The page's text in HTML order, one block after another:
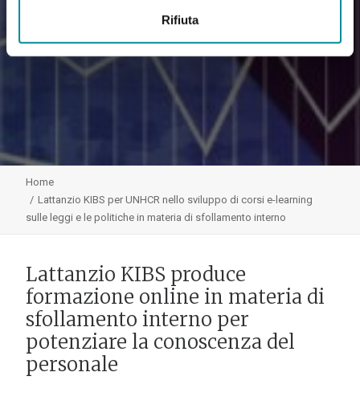
Rifiuta
Home
Lattanzio KIBS per UNHCR nello sviluppo di corsi e-learning
sulle leggi e le politiche in materia di sfollamento interno
Lattanzio KIBS produce
formazione online in materia di
sfollamento interno per
potenziare la conoscenza del
personale